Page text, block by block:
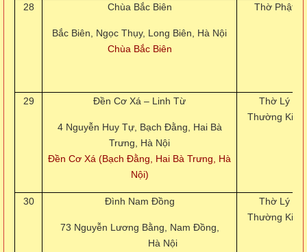
28 Chùa Bắc Biên
Bắc Biên, Ngọc Thụy, Long Biên, Hà Nội
Chùa Bắc Biên
Thờ Phật
29 Đền Cơ Xá – Linh Từ
4 Nguyễn Huy Tự, Bạch Đằng, Hai Bà
Trưng, Hà Nội
Đền Cơ Xá (Bạch Đằng, Hai Bà Trưng, Hà
Nội)
Thờ Lý
Thường Kiệt
30 Đình Nam Đồng
73 Nguyễn Lương Bằng, Nam Đồng,
Hà Nội
Thờ Lý
Thường Kiệt